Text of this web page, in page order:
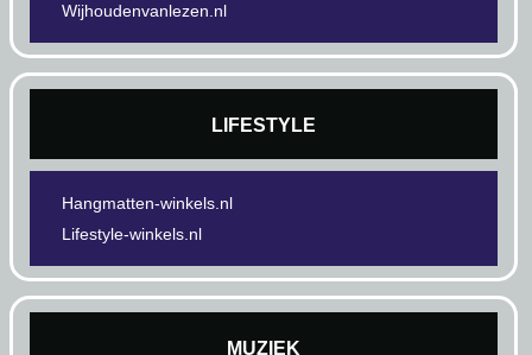
Wijhoudenvanlezen.nl
LIFESTYLE
Hangmatten-winkels.nl
Lifestyle-winkels.nl
MUZIEK